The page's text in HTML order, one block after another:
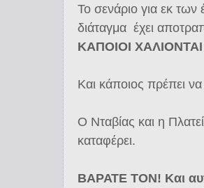
Το σενάριο για εκ
διάταγμα έχει
ΚΑΠΟΙΟΙ
Και κάποιος πρέπει
Ο Νταβίας και η
καταφέρει.
ΒΑΡΑΤΕ ΤΟΝ! Και